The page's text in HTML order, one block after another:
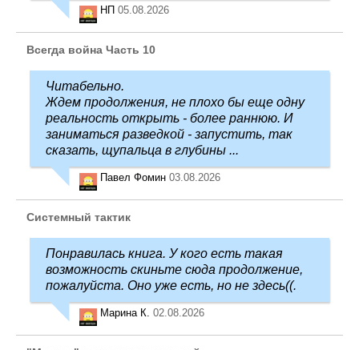
НП 05.08.2026
Всегда война Часть 10
Читабельно.
Ждем продолжения, не плохо бы еще одну
реальность открыть - более раннюю. И
заниматься разведкой - запустить, так
сказать, щупальца в глубины ...
Павел Фомин 03.08.2026
Системный тактик
Понравилась книга. У кого есть такая
возможность скиньте сюда продолжение,
пожалуйста. Оно уже есть, но не здесь((.
Марина К. 02.08.2026